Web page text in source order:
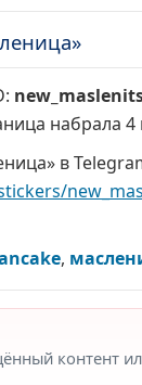
набрала 4
в
,
контент